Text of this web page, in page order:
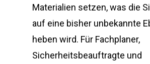
Materialien setzen, was die
auf eine bisher unbekannte
heben wird. Für Fachplaner,
Sicherheitsbeauftragte und